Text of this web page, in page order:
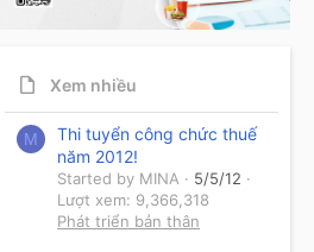
Xem nhiều
M
Thi tuyển công chức thuế
năm 2012!
Started by MINA
5/5/12
Lượt xem: 9,366,318
Phát triển bản thân